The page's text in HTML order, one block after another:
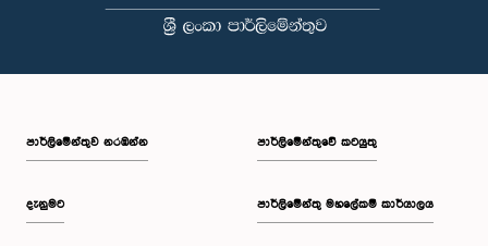
පාර්ලි‌මේන්තුව නරඹන්න
දැනුමට
පාර්ලිමේන්තුවේ කටයුතු
පාර්ලිමේන්තු මහලේකම් කාර්යාලය